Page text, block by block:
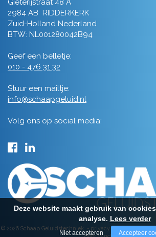
Gieterijstraat 48 A
2984 AB RIDDERKERK
Zuid-Holland Nederland
BTW: NL001280042B94
Geef een belletje:
010 - 476 31 32
Stuur een mailtje:
info@schaapgeluid.nl
Volg ons op social media:
© 2026 Schaap Geluidstechniek - privacy - algemene
Deze website maakt gebruik van
analyse. Lees verder
Niet accepteren Accepteer